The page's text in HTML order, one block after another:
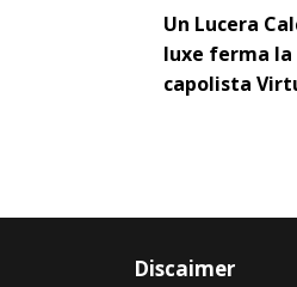
Un Lucera
luxe ferma la
capolista
Discaimer